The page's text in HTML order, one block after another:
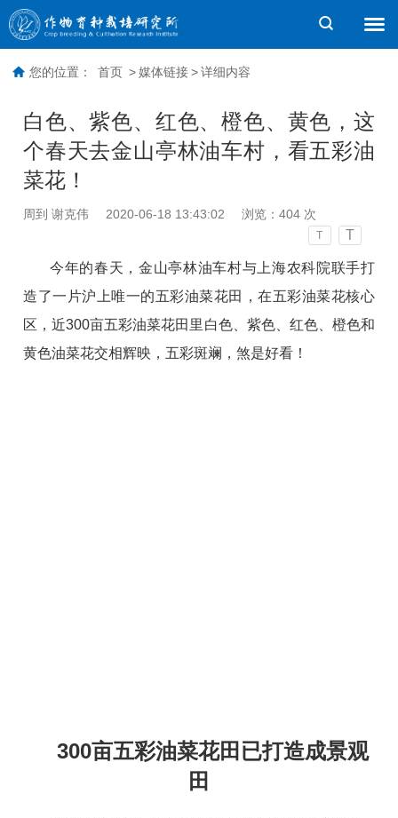
您的位置： 首页 > 媒体链接 > 详细内容
白色、紫色、红色、橙色、黄色，这
个春天去金山亭林油车村，看五彩油
菜花！
周到 谢克伟 2020-06-18 13:43:02 浏览：404 次
T T
今年的春天，金山亭林油车村与上海农科院联手打
造了一片沪上唯一的五彩油菜花田，在五彩油菜花核心
区，近300亩五彩油菜花田里白色、紫色、红色、橙色和
黄色油菜花交相辉映，五彩斑斓，煞是好看！
300亩五彩油菜花田已打造成景观
田